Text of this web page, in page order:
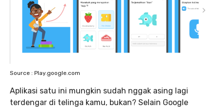
Source : Play.google.com
Aplikasi satu ini mungkin sudah nggak asing lagi
terdengar di telinga kamu, bukan? Selain Google